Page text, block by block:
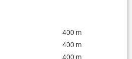
400 m
400 m
400 m